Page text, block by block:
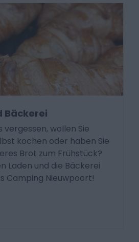
Bäckerei
vergessen, wollen Sie
kochen oder haben Sie
Brot zum Frühstück?
Laden und die Bäckerei
Camping Nieuwpoort!